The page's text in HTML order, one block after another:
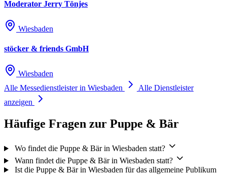
Moderator Jerry Tönjes
Wiesbaden
stöcker & friends GmbH
Wiesbaden
Alle Messedienstleister in Wiesbaden
Alle Dienstleister
anzeigen
Häufige Fragen zur Puppe & Bär
Wo findet die Puppe & Bär in Wiesbaden statt?
Wann findet die Puppe & Bär in Wiesbaden statt?
Ist die Puppe & Bär in Wiesbaden für das allgemeine Publikum